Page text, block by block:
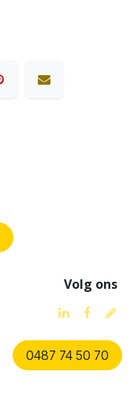
Volg ons
0487 74 50 70